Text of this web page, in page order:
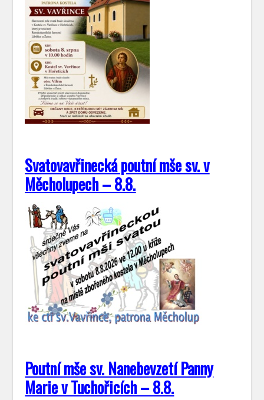
Svatovavřinecká poutní mše sv. v
Měcholupech – 8.8.
Poutní mše sv. Nanebevzetí Panny
Marie v Tuchořicích – 8.8.